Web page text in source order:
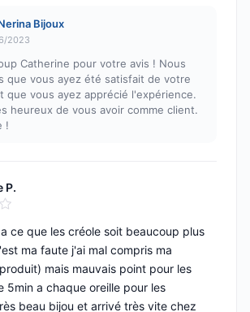
Bijoux
2023
Catherine pour votre avis ! Nous
que vous ayez été satisfait de votre
que vous ayez apprécié l'expérience.
heureux de vous avoir comme client.
!
P.
5
ce que les créole soit beaucoup plus
ma faute j'ai mal compris ma
mais mauvais point pour les
5min a chaque oreille pour les
beau bijou et arrivé très vite chez